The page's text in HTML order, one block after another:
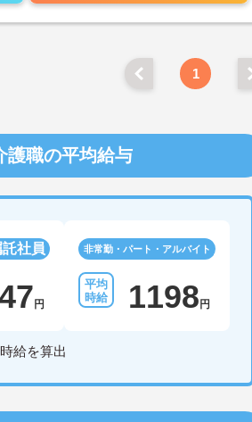
1
護職の平均給与
社員
円
非常勤・パート・アルバイト
1198 円
給を算出